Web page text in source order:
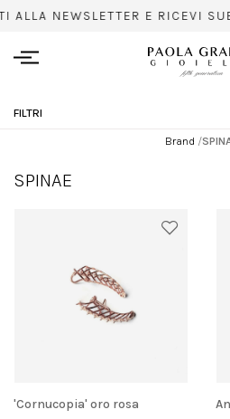
ALLA NEWSLETTER E RICEVI
FILTRI
Brand /
SPINAE
'Cornucopia' oro rosa